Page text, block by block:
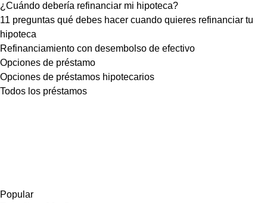
¿Cuándo debería refinanciar mi hipoteca?
11 preguntas qué debes hacer cuando quieres refinanciar tu
hipoteca
Refinanciamiento con desembolso de efectivo
Opciones de préstamo
Opciones de préstamos hipotecarios
Todos los préstamos
Popular